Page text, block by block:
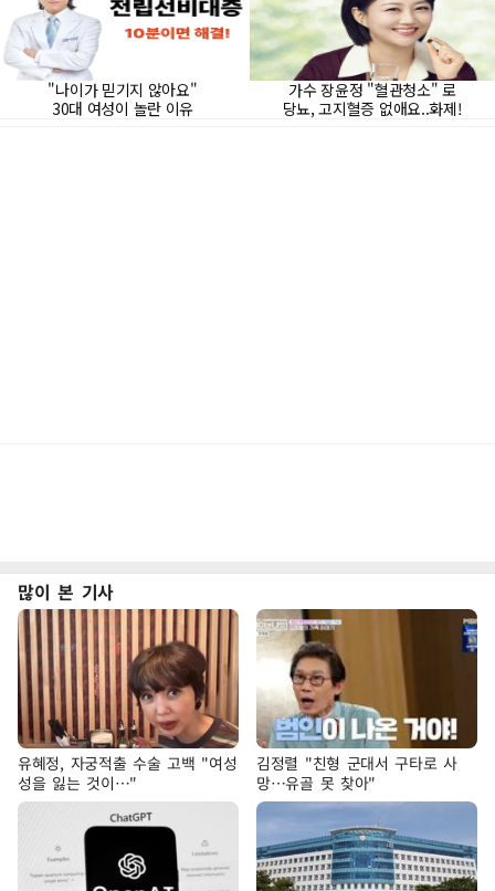
많이 본 기사
유혜정, 자궁적출 수술 고백 "여성
성을 잃는 것이…"
김정렬 "친형 군대서 구타로 사
망…유골 못 찾아"